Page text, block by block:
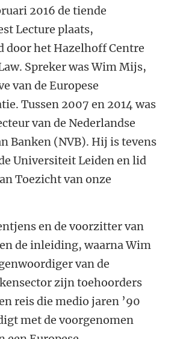
2016 de tiende
Lecture plaats,
door het Hazelhoff Centre
Spreker was Wim Mijs,
van de Europese
Tussen 2007 en 2014 was
van de Nederlandse
Banken (NVB). Hij is tevens
Universiteit Leiden en lid
Toezicht van onze
en de voorzitter van
de inleiding, waarna Wim
van de
zijn toehoorders
reis die medio jaren ’90
met de voorgenomen